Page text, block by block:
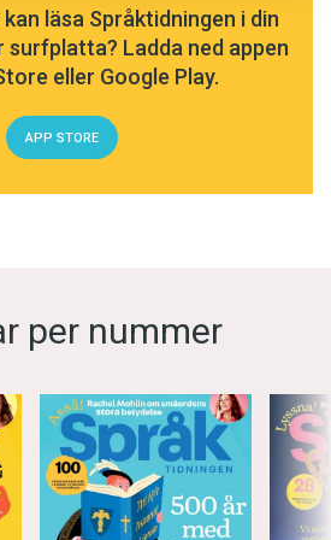
läsa Språktidningen i din
Ladda ned appen
eller Google Play.
APP STORE
per nummer